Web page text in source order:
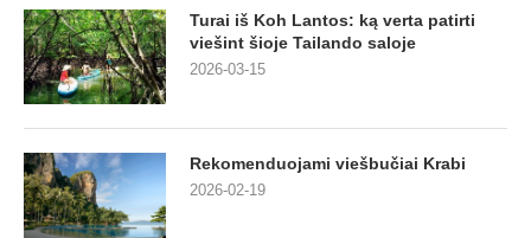
Turai iš Koh Lantos: ką verta patirti
viešint šioje Tailando saloje
2026-03-15
Rekomenduojami viešbučiai Krabi
2026-02-19